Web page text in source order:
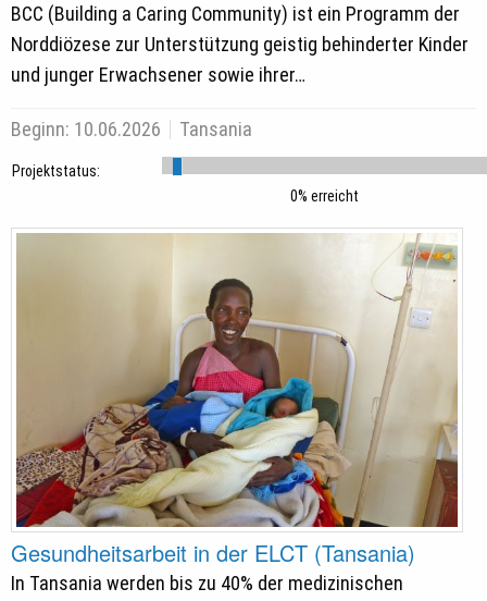
BCC (Building a Caring Community) ist ein Programm der
Norddiözese zur Unterstützung geistig behinderter Kinder
und junger Erwachsener sowie ihrer…
Beginn: 10.06.2026 Tansania
Projektstatus:
0% erreicht
Gesundheitsarbeit in der ELCT (Tansania)
In Tansania werden bis zu 40% der medizinischen